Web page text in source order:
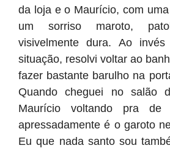
da loja e o Maurício, com
um sorriso maroto,
visivelmente dura. Ao
situação, resolvi voltar ao
fazer bastante barulho na
Quando cheguei no salão
Maurício voltando pra
apressadamente é o garoto
Eu que nada santo sou